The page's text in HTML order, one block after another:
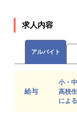
求人内容
アルバイト
給与
小・
高校
によ